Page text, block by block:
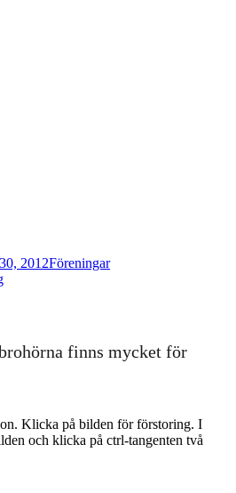
2012Föreningar
finns mycket för
Klicka på bilden för förstoring. I
och klicka på ctrl-tangenten två